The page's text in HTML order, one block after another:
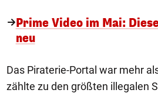
Prime Video im Mai:
neu
Das Piraterie-Portal war mehr
zählte zu den größten illegalen